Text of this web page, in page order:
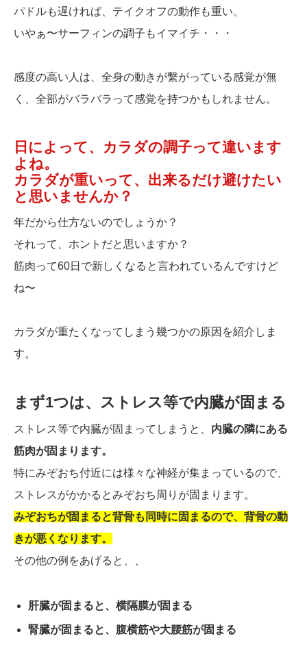
パドルも遅ければ、テイクオフの動作も重い。
いやぁ〜サーフィンの調子もイマイチ・・・
感度の高い人は、全身の動きが繫がっている感覚が無
く、全部がバラバラって感覚を持つかもしれません。
日によって、カラダの調子って違います
よね。
カラダが重いって、出来るだけ避けたい
と思いませんか？
年だから仕方ないのでしょうか？
それって、ホントだと思いますか？
筋肉って60日で新しくなると言われているんですけど
ね〜
カラダが重たくなってしまう幾つかの原因を紹介しま
す。
まず1つは、ストレス等で内臓が固まる
ストレス等で内臓が固まってしまうと、 内臓の隣にある
筋肉が固まります。
特にみぞおち付近には様々な神経が集まっているので、
ストレスがかかるとみぞおち周りが固まります。
みぞおちが固まると背骨も同時に固まるので、背骨の動
きが悪くなります。
その他の例をあげると、、
肝臓が固まると、横隔膜が固まる
腎臓が固まると、腹横筋や大腰筋が固まる